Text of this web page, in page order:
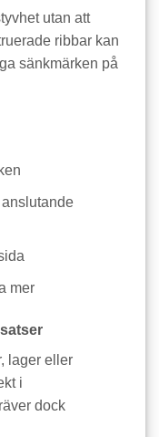
utan att
ribbar kan
sänkmärken på
mer
lager eller
i
dock